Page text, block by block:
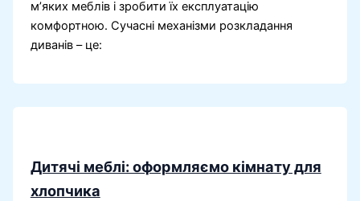
м’яких меблів і зробити їх експлуатацію
комфортною. Сучасні механізми розкладання
диванів – це:
Дитячі меблі: оформляємо кімнату для
хлопчика